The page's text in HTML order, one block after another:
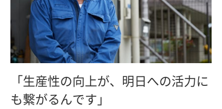
「生産性の向上が、明日への活力に
も繋がるんです」